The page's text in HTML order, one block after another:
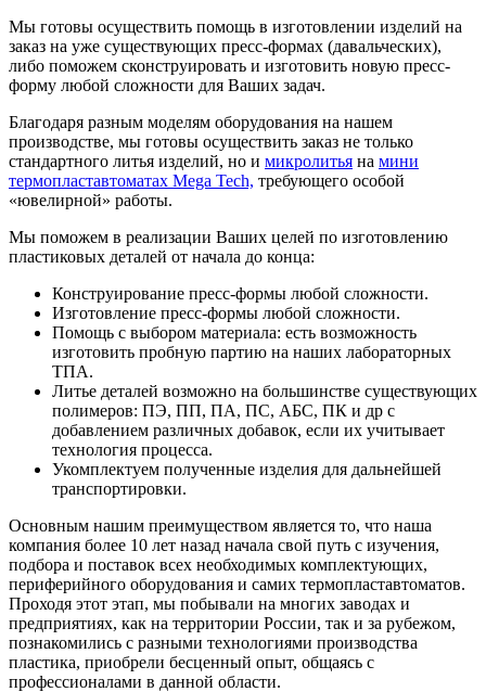
Мы готовы осуществить помощь в изготовлении изделий на
заказ на уже существующих пресс-формах (давальческих),
либо поможем сконструировать и изготовить новую пресс-
форму любой сложности для Ваших задач.
Благодаря разным моделям оборудования на нашем
производстве, мы готовы осуществить заказ не только
стандартного литья изделий, но и микролитья на мини
термопластавтоматах Mega Tech, требующего особой
«ювелирной» работы.
Мы поможем в реализации Ваших целей по изготовлению
пластиковых деталей от начала до конца:
Конструирование пресс-формы любой сложности.
Изготовление пресс-формы любой сложности.
Помощь с выбором материала: есть возможность
изготовить пробную партию на наших лабораторных
ТПА.
Литье деталей возможно на большинстве существующих
полимеров: ПЭ, ПП, ПА, ПС, АБС, ПК и др с
добавлением различных добавок, если их учитывает
технология процесса.
Укомплектуем полученные изделия для дальнейшей
транспортировки.
Основным нашим преимуществом является то, что наша
компания более 10 лет назад начала свой путь с изучения,
подбора и поставок всех необходимых комплектующих,
периферийного оборудования и самих термопластавтоматов.
Проходя этот этап, мы побывали на многих заводах и
предприятиях, как на территории России, так и за рубежом,
познакомились с разными технологиями производства
пластика, приобрели бесценный опыт, общаясь с
профессионалами в данной области.